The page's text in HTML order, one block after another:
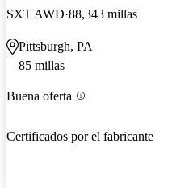
SXT AWD 88,343 millas
Pittsburgh, PA
85 millas
Buena oferta
Certificados por el fabricante